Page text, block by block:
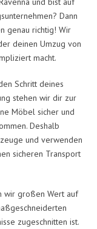
Dann
genau richtig! Wir
deinen Umzug von
macht.
Schritt deines
stehen wir dir zur
Möbel sicher und
Deshalb
und verwenden
sicheren Transport
wir großen Wert auf
zugeschnitten ist.